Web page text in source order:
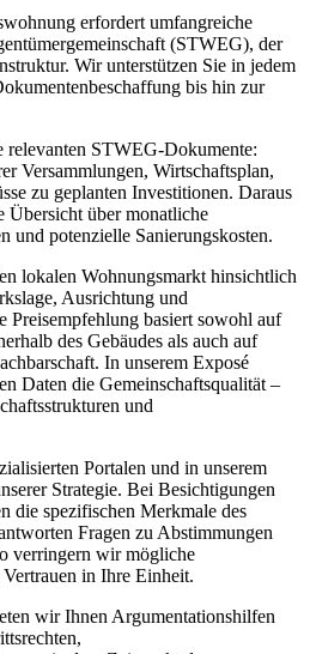
erfordert umfangreiche
(STWEG), der
Wir unterstützen Sie in jedem
bis hin zur
relevanten STWEG-Dokumente:
Versammlungen, Wirtschaftsplan,
zu geplanten Investitionen. Daraus
Übersicht über monatliche
und potenzielle Sanierungskosten.
lokalen Wohnungsmarkt hinsichtlich
Ausrichtung und
Preisempfehlung basiert sowohl auf
des Gebäudes als auch auf
In unserem Exposé
Daten die Gemeinschaftsqualität –
und
Portalen und in unserem
Strategie. Bei Besichtigungen
die spezifischen Merkmale des
Fragen zu Abstimmungen
verringern wir mögliche
in Ihre Einheit.
wir Ihnen Argumentationshilfen